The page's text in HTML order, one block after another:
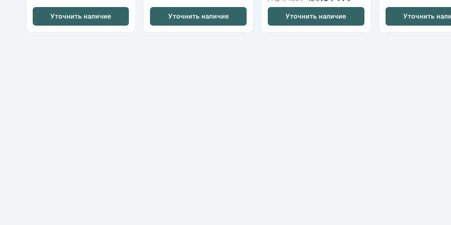
Уточнить наличие Уточнить наличие Уточнить наличие Уточнить